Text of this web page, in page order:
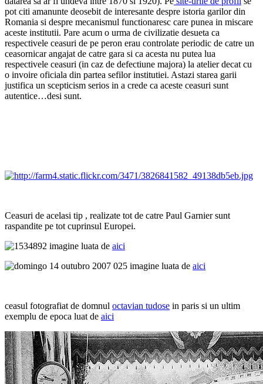
pot citi amanunte deosebit de interesante despre istoria garilor din
Romania si despre mecanismul functionaresc care punea in miscare
aceste institutii. Pare acum o urma de civilizatie desueta ca
respectivele ceasuri de pe peron erau controlate periodic de catre un
ceasornicar angajat de catre gara si ca acesta nu putea lua
respectivele ceasuri (in caz de defectiune majora) la atelier decat cu
o invoire oficiala din partea sefilor institutiei. Astazi starea garii
justifica un scepticism serios in a crede ca aceste ceasuri sunt
autentice…desi sunt.
Ceasuri de acelasi tip , realizate tot de catre Paul Garnier sunt
raspandite pe tot cuprinsul Europei.
imagine luata de aici
imagine luata de aici
ceasul fotografiat de domnul octavian tudose in paris si un ultim
exemplu de epoca luat de aici